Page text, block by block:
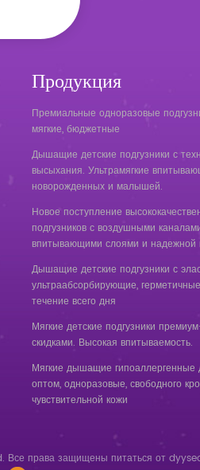
Продукция
Премиальные одноразовые
мягкие, бюджетные
Дышащие детские подгузники с
высыхания. Ультрамягкие
новорожденных и малышей.
Новое поступление
подгузников с воздушными
впитывающими слоями и надежной
Дышащие детские подгузники с
ультраабсорбирующие,
течение всего дня
Мягкие детские подгузники
скидками. Высокая впитываемость.
Мягкие дышащие гипоаллергенные
оптом, одноразовые, свободного
чувствительной кожи
Все права защищены питаться от